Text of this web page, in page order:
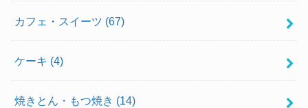
カフェ・スイーツ (67)
ケーキ (4)
焼きとん・もつ焼き (14)